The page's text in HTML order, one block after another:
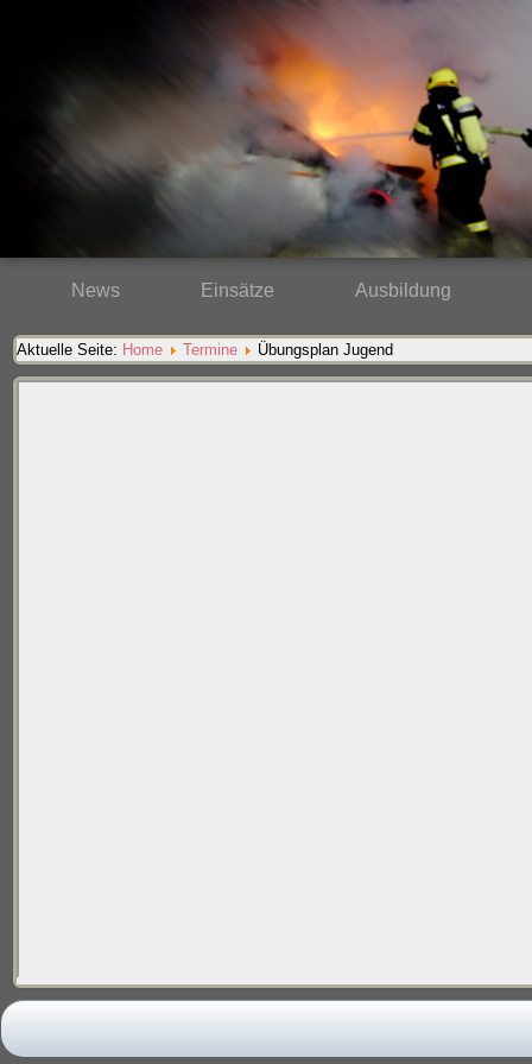
News Einsätze Ausbildung
Aktuelle Seite: Home Termine Übungsplan Jugend